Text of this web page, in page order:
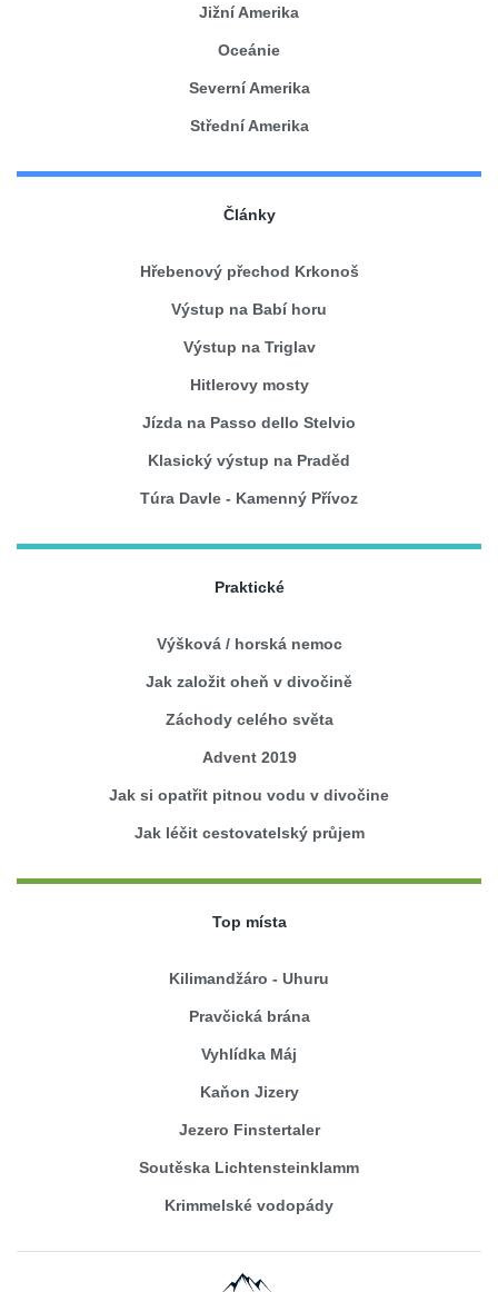
Jižní Amerika
Oceánie
Severní Amerika
Střední Amerika
Články
Hřebenový přechod Krkonoš
Výstup na Babí horu
Výstup na Triglav
Hitlerovy mosty
Jízda na Passo dello Stelvio
Klasický výstup na Praděd
Túra Davle - Kamenný Přívoz
Praktické
Výšková / horská nemoc
Jak založit oheň v divočině
Záchody celého světa
Advent 2019
Jak si opatřit pitnou vodu v divočine
Jak léčit cestovatelský průjem
Top místa
Kilimandžáro - Uhuru
Pravčická brána
Vyhlídka Máj
Kaňon Jizery
Jezero Finstertaler
Soutěska Lichtensteinklamm
Krimmelské vodopády